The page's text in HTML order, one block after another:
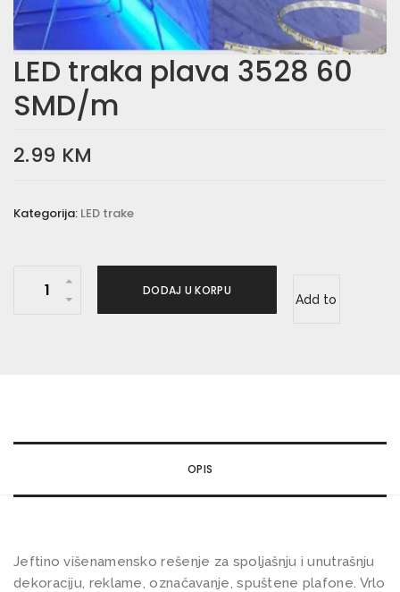
LED traka plava 3528 60
SMD/m
2.99 KM
Kategorija: LED trake
l
v
a
DODAJ U KORPU
Add to
OPIS
Jeftino višenamensko rešenje za spoljašnju i unutrašnju
dekoraciju, reklame, označavanje, spuštene plafone. Vrlo